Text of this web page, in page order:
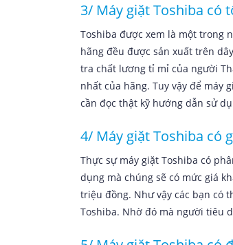
3/ Máy giặt Toshiba có
Toshiba được xem là một trong
hãng đều được sản xuất trên
tra chất lương tỉ mỉ của người
nhất của hãng. Tuy vậy để máy
cần đọc thật kỹ hướng dẫn sử
4/ Máy giặt Toshiba có
Thực sự máy giặt Toshiba có
dụng mà chúng sẽ có mức giá
triệu đồng. Như vậy các bạn có
Toshiba. Nhờ đó mà người tiêu